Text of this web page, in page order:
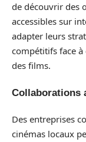
de découvrir des
accessibles sur
adapter leurs
compétitifs face
des films.
Collaborations
Des entreprises
cinémas locaux